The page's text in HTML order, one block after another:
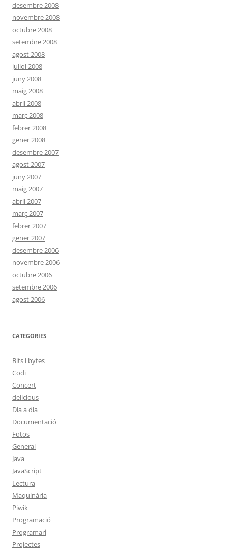
desembre 2008
novembre 2008
octubre 2008
setembre 2008
agost 2008
juliol 2008
juny 2008
maig 2008
abril 2008
març 2008
febrer 2008
gener 2008
desembre 2007
agost 2007
juny 2007
maig 2007
abril 2007
març 2007
febrer 2007
gener 2007
desembre 2006
novembre 2006
octubre 2006
setembre 2006
agost 2006
CATEGORIES
Bits i bytes
Codi
Concert
delicious
Dia a dia
Documentació
Fotos
General
Java
JavaScript
Lectura
Maquinària
Piwik
Programació
Programari
Projectes